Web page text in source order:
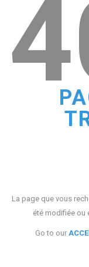
La page que vous
été modifiée ou
Go to our